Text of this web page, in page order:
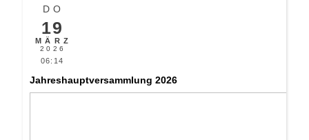
DO
19
MÄRZ
2026
06:14
Jahreshauptversammlung 2026